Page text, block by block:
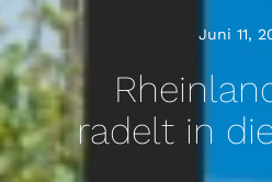
Juni 11,
radelt in